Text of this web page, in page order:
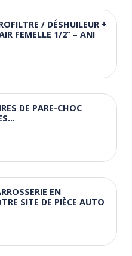
/ DÉSHUILEUR +
FEMELLE 1/2’’ – ANI
DE PARE-CHOC
EN
SITE DE PIÈCE AUTO